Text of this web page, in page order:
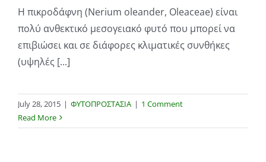
Η πικροδάφνη (Nerium oleander, Oleaceae) είναι
πολύ ανθεκτικό μεσογειακό φυτό που μπορεί να
επιβιώσει και σε διάφορες κλιματικές συνθήκες
(υψηλές [...]
July 28, 2015 | ΦΥΤΟΠΡΟΣΤΑΣΙΑ | 1 Comment
Read More